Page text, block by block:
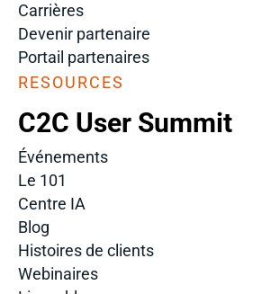
Carrières
Devenir partenaire
Portail partenaires
RESOURCES
C2C User Summit
Événements
Le 101
Centre IA
Blog
Histoires de clients
Webinaires